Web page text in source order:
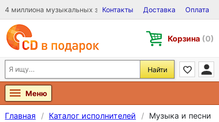
4 миллиона музыкальных записей на Виниле, CD и DVD
Контакты Доставка Оплата
Корзина (0)
Найти
Меню
Главная Каталог исполнителей
Музыка и песни